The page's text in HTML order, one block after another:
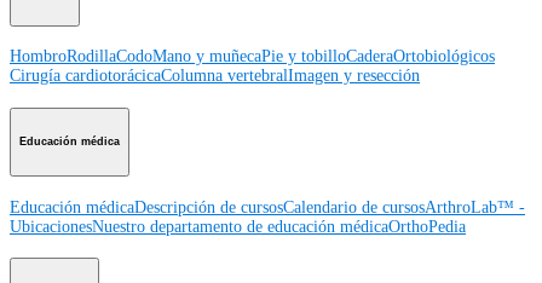
HombroRodillaCodoMano y muñecaPie y tobilloCaderaOrtobiológicos
Cirugía cardiotorácicaColumna vertebralImagen y resección
Educación médica
Educación médicaDescripción de cursosCalendario de cursosArthroLab™ -
UbicacionesNuestro departamento de educación médicaOrthoPedia